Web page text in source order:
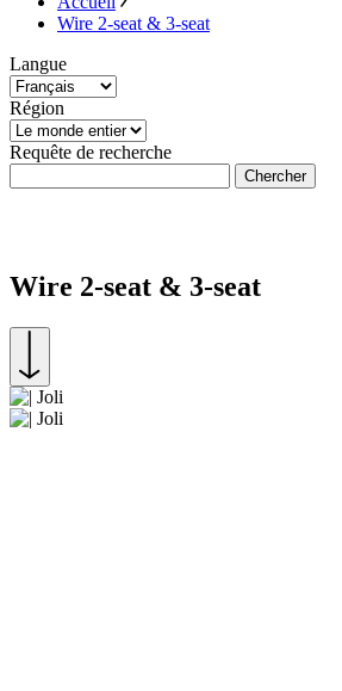
Wire 2-seat & 3-seat
Langue
Région
Requête de recherche
Chercher
Wire 2-seat & 3-seat